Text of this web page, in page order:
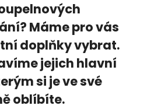
Máme pro vás
doplňky vybrat.
jejich hlavní
si je ve své
oblíbíte.